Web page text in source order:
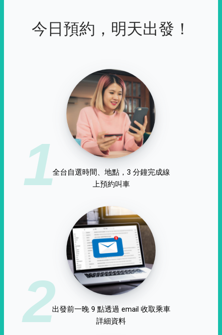
今日預約，明天出發！
1全台自選時間、地點，3 分鐘完成線
上預約叫車
2出發前一晚 9 點透過 email 收取乘車
詳細資料